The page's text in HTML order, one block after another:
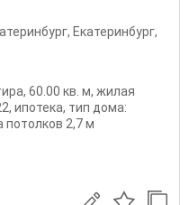
, Екатеринбург,
60.00 кв. м, жилая
ипотека, тип дома:
потолков 2,7 м